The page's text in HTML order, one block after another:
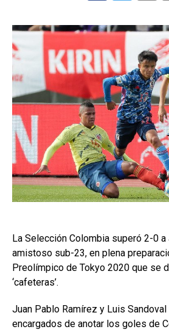
La Selección Colombia superó 2-0
amistoso sub-23, en plena
Preolímpico de Tokyo 2020 que se
‘cafeteras’.
Juan Pablo Ramírez y Luis
encargados de anotar los goles de